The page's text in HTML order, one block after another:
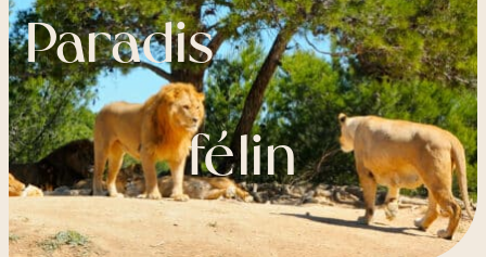
Paradis
félin